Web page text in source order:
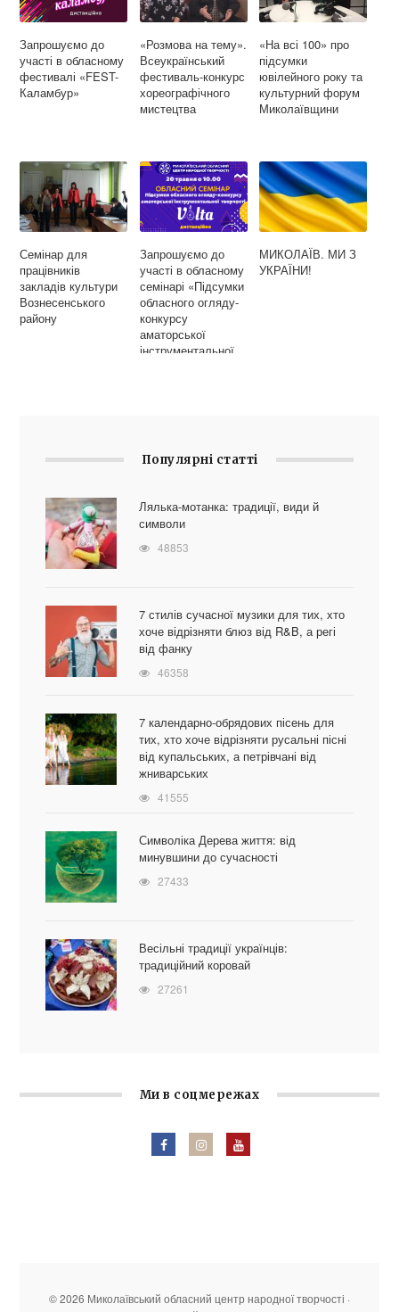
Запрошуємо до
участі в обласному
фестивалі «FEST-
Каламбур»
«Розмова на тему».
Всеукраїнський
фестиваль-конкурс
хореографічного
мистецтва
«На всі 100» про
підсумки
ювілейного року та
культурний форум
Миколаївщини
Семінар для
працівників
закладів культури
Вознесенського
району
Запрошуємо до
участі в обласному
семінарі «Підсумки
обласного огляду-
конкурсу
аматорської
інструментальної
МИКОЛАЇВ. МИ З
УКРАЇНИ!
Популярні статті
Лялька-мотанка: традиції, види й
символи
48853
7 стилів сучасної музики для тих, хто
хоче відрізняти блюз від R&B, а регі
від фанку
46358
7 календарно-обрядових пісень для
тих, хто хоче відрізняти русальні пісні
від купальських, а петрівчані від
жниварських
41555
Символіка Дерева життя: від
минувшини до сучасності
27433
Весільні традиції українців:
традиційний коровай
27261
Ми в соцмережах
© 2026 Миколаївський обласний центр народної творчості ·